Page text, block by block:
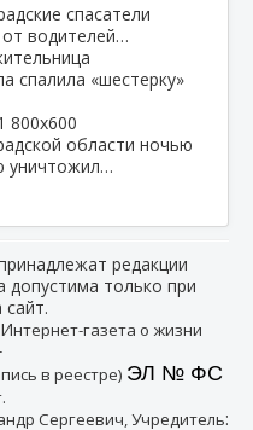
спасатели
водителей…
спалила «шестерку»
области ночью
уничтожил…
редакции
допустима только при
нтернет-газета о жизни
в реестре) ЭЛ № ФС
Сергеевич, Учредитель: